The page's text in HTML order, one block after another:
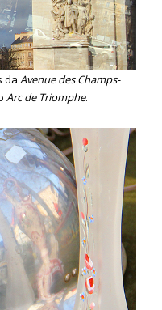
da Avenue des Champs-
Arc de Triomphe.